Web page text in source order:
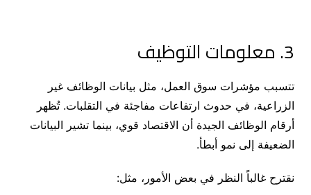
3. معلومات التوظيف
تتسبب مؤشرات سوق العمل، مثل بيانات الوظائف غير
الزراعية، في حدوث ارتفاعات مفاجئة في التقلبات. تُظهر
أرقام الوظائف الجيدة أن الاقتصاد قوي، بينما تشير البيانات
الضعيفة إلى نمو أبطأ.
نقترح غالباً النظر في بعض الأمور، مثل: